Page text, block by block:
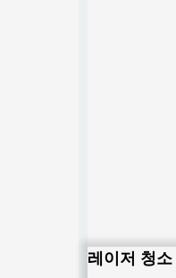
레이저 청소